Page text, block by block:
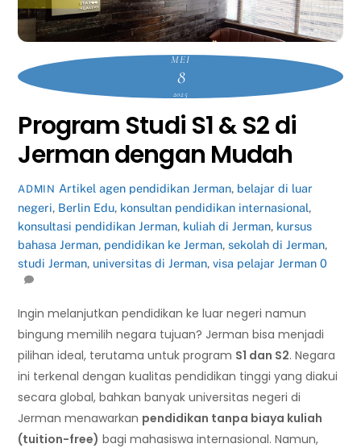
MEI
8
2025
Program Studi S1 & S2 di
Jerman dengan Mudah
ADMIN Artikel agen pendidikan Jerman, belajar di luar
negeri, Berlin Edu, konsultan pendidikan internasional,
konsultasi pendidikan Jerman, kuliah di Jerman, kursus
bahasa Jerman, pendidikan ke Jerman,sekolah di Jerman,
studi Jerman, universitas di Jerman,visa pelajar Jerman 0
Ingin melanjutkan pendidikan ke luar negeri namun
bingung memilih negara tujuan? Jerman bisa menjadi
pilihan ideal, terutama untuk program S1 dan S2. Negara
ini terkenal dengan kualitas pendidikan tinggi yang diakui
secara global, bahkan banyak universitas negeri di
Jerman menawarkan pendidikan tanpa biaya kuliah
(tuition-free) bagi mahasiswa internasional. Namun,